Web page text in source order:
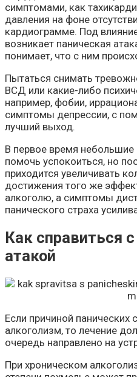
симптомами, как
давления на фоне
кардиограмме. Под
возникает паническая
понимает, что с ним
Пытаться снимать
ВСД или какие-либо
например, фобии,
симптомы депрессии, с
лучший выход.
В первое время
помочь успокоиться, но
приходится увеличивать
достижения того же
алкоголю, а симптомы
панического страха
Как справиться
атакой
Если причиной панических
алкоголизм, то лечение
очередь направлено на
При хроническом